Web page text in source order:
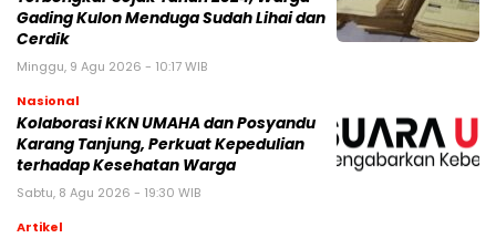
Gading Kulon Menduga Sudah Lihai dan
Cerdik
Minggu, 9 Agu 2026 - 10:17 WIB
Nasional
Kolaborasi KKN UMAHA dan Posyandu
Karang Tanjung, Perkuat Kepedulian
terhadap Kesehatan Warga
Sabtu, 8 Agu 2026 - 19:30 WIB
Artikel